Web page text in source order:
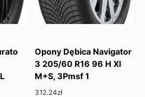
Opony Dębica Navigator
3 205/60 R16 96 H Xl
M+S, 3Pmsf 1
312.24zł